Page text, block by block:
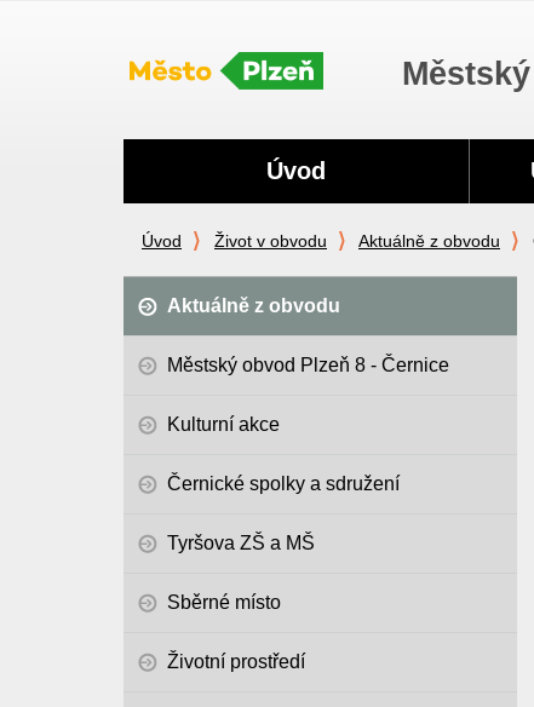
Úvod Život v obvodu Aktuálně z obvodu
Aktuálně z obvodu
Městský obvod Plzeň 8 - Černice
Kulturní akce
Černické spolky a sdružení
Tyršova ZŠ a MŠ
Sběrné místo
Životní prostředí
Úvod